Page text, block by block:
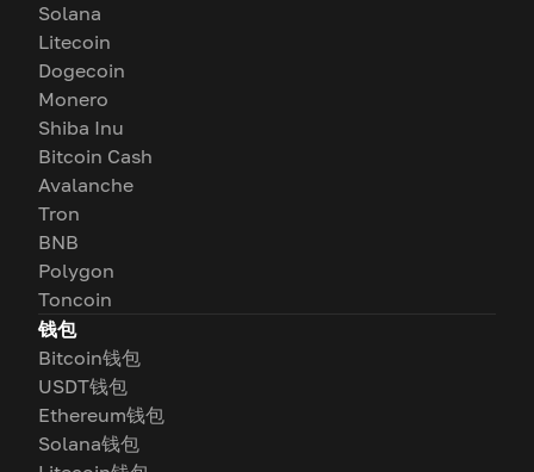
Solana
Litecoin
Dogecoin
Monero
Shiba Inu
Bitcoin Cash
Avalanche
Tron
BNB
Polygon
Toncoin
钱包
Bitcoin钱包
USDT钱包
Ethereum钱包
Solana钱包